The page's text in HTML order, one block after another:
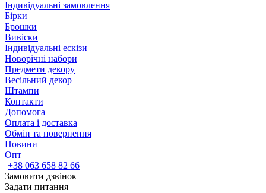
Індивідуальні замовлення
Бірки
Брошки
Вивіски
Індивідуальні ескізи
Новорічні набори
Предмети декору
Весільний декор
Штампи
Контакти
Допомога
Оплата і доставка
Обмін та повернення
Новини
Опт
+38 063 658 82 66
Замовити дзвінок
Задати питання